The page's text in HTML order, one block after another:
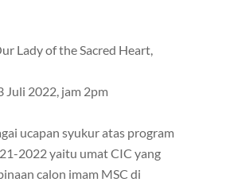
Lady of the Sacred Heart,
Juli 2022, jam 2pm
ucapan syukur atas program
2022 yaitu umat CIC yang
calon imam MSC di